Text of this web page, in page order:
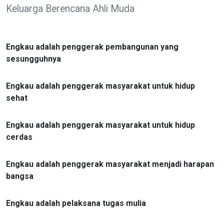
Keluarga Berencana Ahli Muda
Engkau adalah penggerak pembangunan yang
sesungguhnya
Engkau adalah penggerak masyarakat untuk hidup
sehat
Engkau adalah penggerak masyarakat untuk hidup
cerdas
Engkau adalah penggerak masyarakat menjadi harapan
bangsa
Engkau adalah pelaksana tugas mulia